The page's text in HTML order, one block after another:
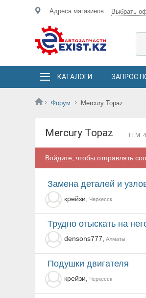
Адреса магазинов Выбрать
КАТАЛОГИ ЗАПРОС
Форум Mercury Topaz
Mercury Topaz ТЕМ: 4
Войдите , чтобы отправлять
замена деталей и
крейзи, Черкесск
Трудно отыскать на
densons777, Алматы
подушки двигателя
крейзи, Черкесск